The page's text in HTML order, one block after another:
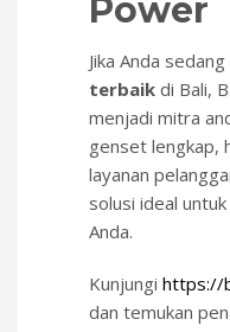
Power
Jika Anda
terbaik di Bali,
menjadi mitra
genset lengkap,
layanan
solusi ideal
Anda.
Kunjungi https://
dan temukan